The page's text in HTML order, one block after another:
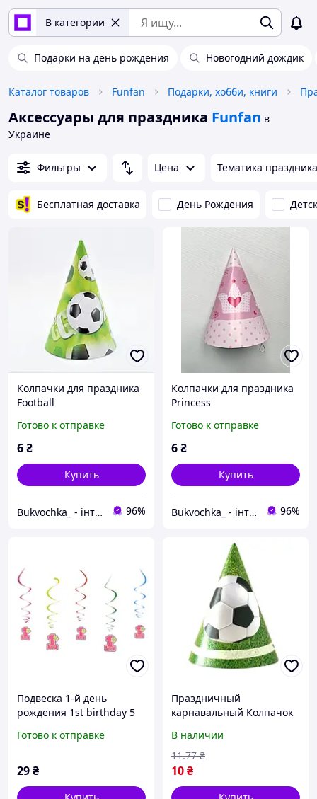
В категории
Подарки на день рождения Новогодний дождик
Каталог товаров Funfan Подарки, хобби, книги
Аксессуары для праздника Funfan в
Украине
Фильтры Цена Тематика праздника
Бесплатная доставка День Рождения
Колпачки для праздника
Football
Готово к отправке
6₴
Купить
Bukvochka_ - інтернет-магазин канцтоварів та картин по номерам 96%
Колпачки для праздника
Princess
Готово к отправке
6₴
Купить
Bukvochka_ - інтернет-магазин канцтоварів та картин по номерам 96%
Подвеска 1-й день
рождения 1st birthday 5
Готово к отправке
29₴
Праздничный
карнавальный Колпачок
Футбол
В наличии
10₴
11.77 ₴